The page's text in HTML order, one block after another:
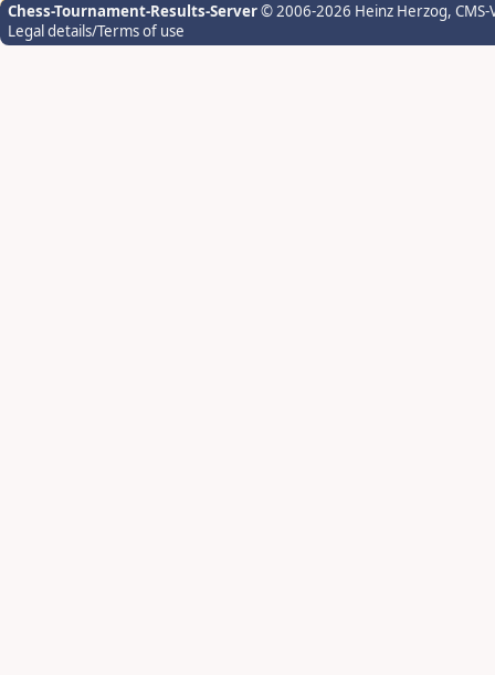
Chess-Tournament-Results-Server© 2006-2026 Heinz Herzog,
Legal details/Terms of use